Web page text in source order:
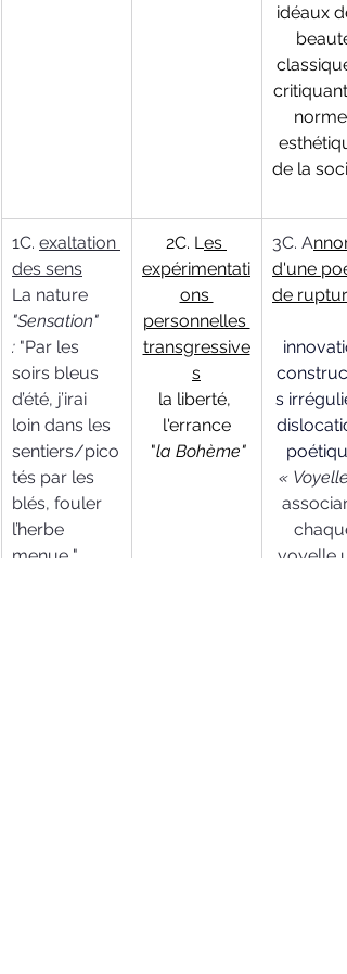
idéaux
beauté
critiquant
de la
1C. exaltation
des sens
La nature
"Sensation"
: "Par les
soirs bleus
d’été, j’irai
loin dans les
sentiers/pico
tés par les
blés, fouler
l’herbe
menue "
2C. Les
expérimentati
ons
personnelles
transgressive
s
la liberté,
l'errance
"la Bohème"
3C. A
d'une
de rupture
s
«
voyelle